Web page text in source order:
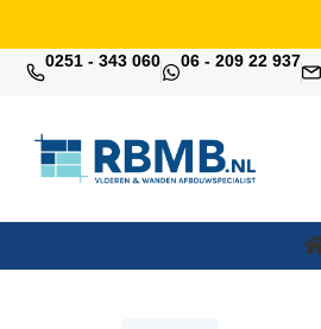
0251 - 343 060 06 - 209 22 937